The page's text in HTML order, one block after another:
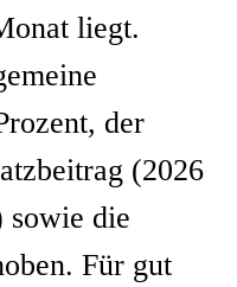
liegt.
der
(2026
sowie die
Für gut